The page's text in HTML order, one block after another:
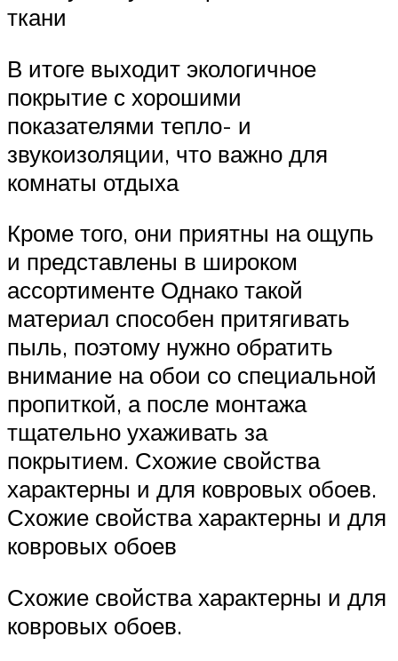
ткани
В итоге выходит экологичное
покрытие с хорошими
показателями тепло- и
звукоизоляции, что важно для
комнаты отдыха
Кроме того, они приятны на ощупь
и представлены в широком
ассортименте Однако такой
материал способен притягивать
пыль, поэтому нужно обратить
внимание на обои со специальной
пропиткой, а после монтажа
тщательно ухаживать за
покрытием. Схожие свойства
характерны и для ковровых обоев.
Схожие свойства характерны и для
ковровых обоев
Схожие свойства характерны и для
ковровых обоев.